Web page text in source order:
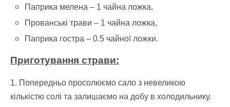
Паприка мелена – 1 чайна ложка,
Прованські трави – 1 чайна ложка,
Паприка гостра –0.5 чайної ложки.
Приготування страви:
1. Попередньо просолюємо сало з невеликою
кількістю солі та залишаємо на добу в холодильнику.